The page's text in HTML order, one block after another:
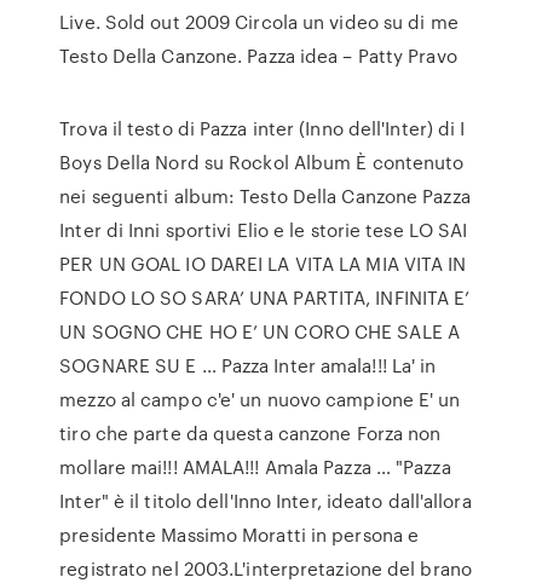
Live. Sold out 2009 Circola un video su di me
Testo Della Canzone. Pazza idea – Patty Pravo
Trova il testo di Pazza inter (Inno dell'Inter) di I
Boys Della Nord su Rockol Album È contenuto
nei seguenti album: Testo Della Canzone Pazza
Inter di Inni sportivi Elio e le storie tese LO SAI
PER UN GOAL IO DAREI LA VITA LA MIA VITA IN
FONDO LO SO SARA’ UNA PARTITA, INFINITA E’
UN SOGNO CHE HO E’ UN CORO CHE SALE A
SOGNARE SU E … Pazza Inter amala!!! La' in
mezzo al campo c'e' un nuovo campione E' un
tiro che parte da questa canzone Forza non
mollare mai!!! AMALA!!! Amala Pazza … "Pazza
Inter" è il titolo dell'Inno Inter, ideato dall'allora
presidente Massimo Moratti in persona e
registrato nel 2003.L'interpretazione del brano